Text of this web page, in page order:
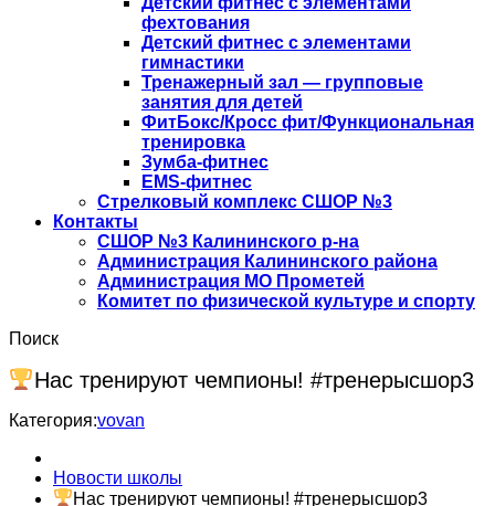
фехтования
Детский фитнес с элементами
гимнастики
Тренажерный зал — групповые
занятия для детей
ФитБокс/Кросс фит/Функциональная
тренировка
Зумба-фитнес
EMS-фитнес
Стрелковый комплекс СШОР №3
Контакты
СШОР №3 Калининского р-на
Администрация Калининского района
Администрация МО Прометей
Комитет по физической культуре и спорту
Поиск
Нас тренируют чемпионы! #тренерысшор3
Категория:vovan
Новости школы
Нас тренируют чемпионы! #тренерысшор3